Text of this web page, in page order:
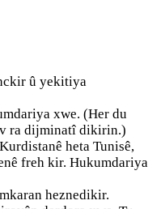
û yekitiya
xwe. (Her du
ra dijminatî dikirin.)
heta Tunisê,
freh kir. Hukumdariya
heznedikir.